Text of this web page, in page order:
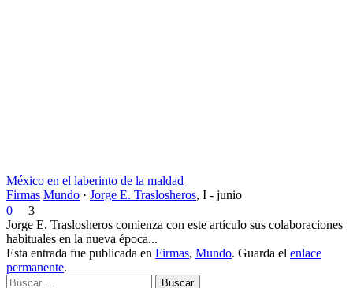
México en el laberinto de la maldad
Firmas Mundo · Jorge E. Traslosheros, I - junio
0
3
Jorge E. Traslosheros comienza con este artículo sus colaboraciones
habituales en la nueva época...
Esta entrada fue publicada en Firmas, Mundo. Guarda el enlace
permanente.
Buscar